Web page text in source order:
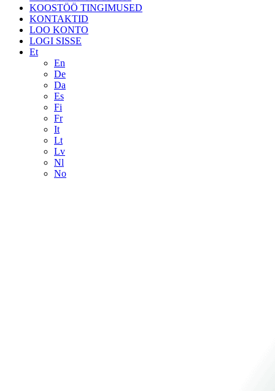
KOOSTÖÖ TINGIMUSED
KONTAKTID
LOO KONTO
LOGI SISSE
Et
En
De
Da
Es
Fi
Fr
It
Lt
Lv
Nl
No